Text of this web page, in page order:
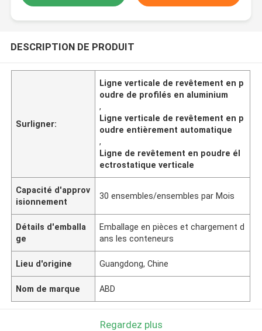
DESCRIPTION DE PRODUIT
Surligner:
Ligne verticale de revêtement en p
oudre de profilés en aluminium
,
Ligne verticale de revêtement en p
oudre entièrement automatique
,
Ligne de revêtement en poudre él
ectrostatique verticale
Capacité d'approv
isionnement
30 ensembles/ensembles par Mois
Détails d'emballa
ge
Emballage en pièces et chargement d
ans les conteneurs
Lieu d'origine Guangdong, Chine
Nom de marque ABD
Regardez plus